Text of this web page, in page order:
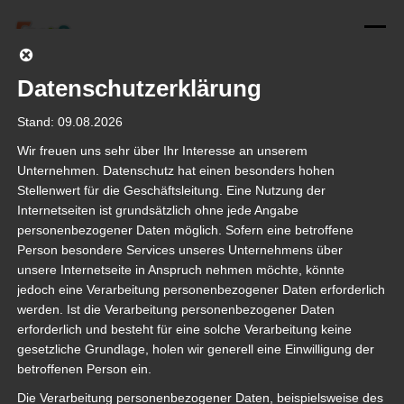
Inhalt
FERIENSPIELE MIT FEONA
TUTORIALS FERIENFEE DATENSCHUTZ
REFERENZEN KONTAKT
FEEDBACKTREFFEN #3 (ONLINE)
FEONA Feedbacktreffen #3 (Online)
Datum und Uhrzeit
24.11.2020
14:00 - 16:00 Uhr
Beschreibung
Wir freuen uns auf Ihr Feedback!
Gerne möchten wir uns mit Ihnen persönlich austauschen. Wie konnten
Ideen und Verbesserungsvorschläge gibt es für das nächste Jahr? Die
Datenschutzerklärung
Stand: 09.08.2026
Wir freuen uns sehr über Ihr Interesse an unserem
Unternehmen. Datenschutz hat einen besonders hohen
Stellenwert für die Geschäftsleitung. Eine Nutzung der
Internetseiten ist grundsätzlich ohne jede Angabe
personenbezogener Daten möglich. Sofern eine betroffene
Person besondere Services unseres Unternehmens über
unsere Internetseite in Anspruch nehmen möchte, könnte
jedoch eine Verarbeitung personenbezogener Daten erforderlich
werden. Ist die Verarbeitung personenbezogener Daten
erforderlich und besteht für eine solche Verarbeitung keine
gesetzliche Grundlage, holen wir generell eine Einwilligung der
betroffenen Person ein.
Die Verarbeitung personenbezogener Daten, beispielsweise des